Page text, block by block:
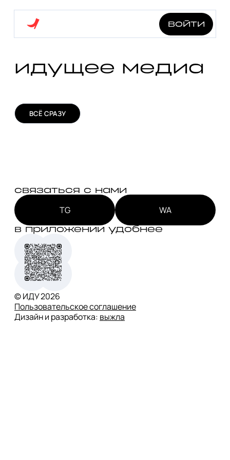
войти
идущее медиа
ВСЁ СРАЗУ
связаться с нами
TG WA
в приложении удобнее
© ИДУ2026
Пользовательское соглашение
Дизайн и разработка: выжла